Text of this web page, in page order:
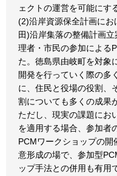
ェクトの運営を可能にす
(2)沿岸資源保全計画に
田)沿岸集落の整備計画
理者・市民の参加による
た。徳島県由岐町を対象
開発を行っていく際の多
に、住民と役場の役割、
割についても多くの成果
ただし、現実の課題にお
を適用する場合、参加者
PCMワークショップの
意形成の場で、参加型
ップ手法との併用も有用